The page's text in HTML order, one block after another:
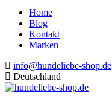
Home
Blog
Kontakt
Marken
info@hundeliebe-shop.de
Deutschland